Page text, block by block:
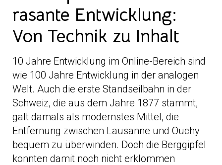
rasante Entwicklung:
Von Technik zu Inhalt
10 Jahre Entwicklung im Online-Bereich sind
wie 100 Jahre Entwicklung in der analogen
Welt. Auch die erste Standseilbahn in der
Schweiz, die aus dem Jahre 1877 stammt,
galt damals als modernstes Mittel, die
Entfernung zwischen Lausanne und Ouchy
bequem zu überwinden. Doch die Berggipfel
konnten damit noch nicht erklommen